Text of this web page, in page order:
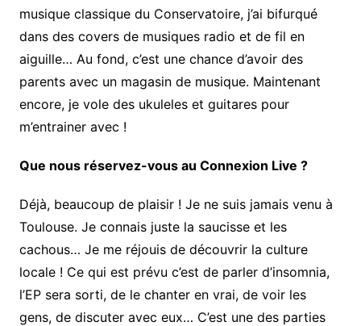
musique classique du Conservatoire, j’ai bifurqué
dans des covers de musiques radio et de fil en
aiguille… Au fond, c’est une chance d’avoir des
parents avec un magasin de musique. Maintenant
encore, je vole des ukuleles et guitares pour
m’entrainer avec !
Que nous réservez-vous au Connexion Live ?
Déjà, beaucoup de plaisir ! Je ne suis jamais venu à
Toulouse. Je connais juste la saucisse et les
cachous… Je me réjouis de découvrir la culture
locale ! Ce qui est prévu c’est de parler d’insomnia,
l’EP sera sorti, de le chanter en vrai, de voir les
gens, de discuter avec eux… C’est une des parties